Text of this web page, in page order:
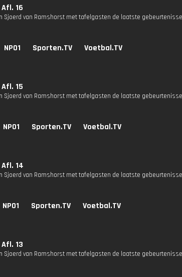
16
Sjoerd van Ramshorst met tafelgasten de laatste
NPO1 Sporten.TV Voetbal.TV
15
Sjoerd van Ramshorst met tafelgasten de laatste
NPO1 Sporten.TV Voetbal.TV
14
Sjoerd van Ramshorst met tafelgasten de laatste
NPO1 Sporten.TV Voetbal.TV
13
Sjoerd van Ramshorst met tafelgasten de laatste